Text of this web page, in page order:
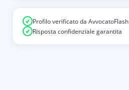
Profilo verificato da AvvocatoFlash
Risposta confidenziale garantita